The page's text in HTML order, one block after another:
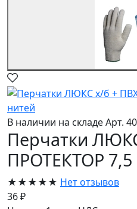
В наличии на складеАрт.
Перчатки
ПРОТЕКТОР 7,5
★★★★★ Нет отзывов
36 ₽